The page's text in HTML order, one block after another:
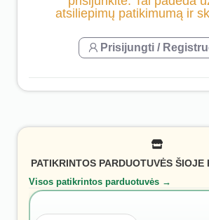
atsiliepimų patikimumą ir
Prisijungti /
PATIKRINTOS PARDUOTUVĖS
Visos patikrintos parduotuvės →